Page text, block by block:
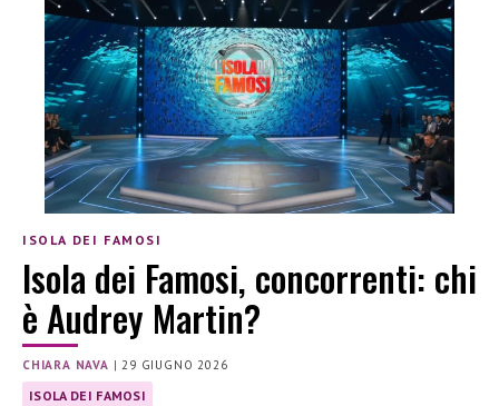
ISOLA DEI FAMOSI
Isola dei Famosi, concorrenti: chi
è Audrey Martin?
CHIARA NAVA |29 GIUGNO 2026
ISOLA DEI FAMOSI